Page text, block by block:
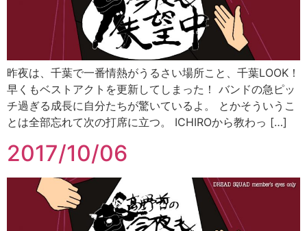
昨夜は、千葉で一番情熱がうるさい場所こと、千葉LOOK！
早くもベストアクトを更新してしまった！ バンドの急ピッ
チ過ぎる成長に自分たちが驚いているよ。 とかそういうこ
とは全部忘れて次の打席に立つ。 ICHIROから教わっ […]
2017/10/06